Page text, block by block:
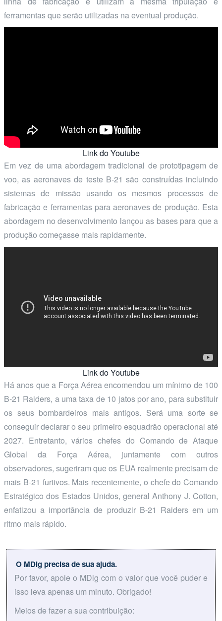
ferramentas que serão utilizadas na eventual produção.
Link do Youtube
Em vez de uma abordagem tradicional de prototipagem de
voo, as aeronaves de teste B-21 são construídas incluindo
sistemas de missão usando os mesmos processos de
fabricação e ferramentas para aeronaves de produção. Esta
abordagem no desenvolvimento lançou as bases para que a
produção começasse mais rapidamente.
Link do Youtube
Há anos que a Força Aérea encomendou um mínimo de 100
B-21 Raiders, a uma taxa de 10 jatos por ano, para substituir
os seus bombardeiros mais antigos. Será uma sorte se
conseguir declarar o seu primeiro esquadrão operacional até
2027. Entretanto, vários chefes do Comando de Ataque
Global da Força Aérea, juntamente com outros
observadores, sugeriram que os EUA realmente precisam de
mais B-21 furtivos. Mais recentemente, o chefe do Comando
Estratégico dos Estados Unidos, general Anthony J. Cotton,
enfatizou a importância de produzir B-21 Raiders em um
ritmo mais rápido.
O MDig precisa de sua ajuda.
Por favor, apoie o MDig com o valor que você puder e
isso leva apenas um minuto. Obrigado!
Meios de fazer a sua contribuição: